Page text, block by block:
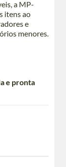
a MP-
itens ao
e
menores.
e pronta